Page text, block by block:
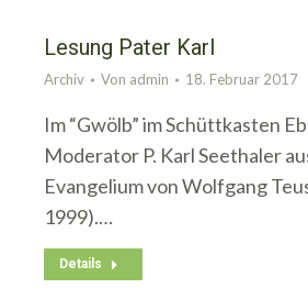
Lesung Pater Karl
Archiv Von admin 18. Februar 2017
Im “Gwölb” im Schüttkasten
Moderator P. Karl Seethaler
Evangelium von Wolfgang
1999).…
Details